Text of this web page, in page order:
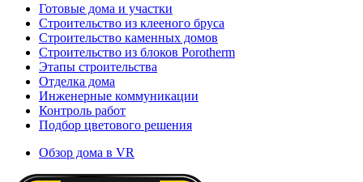
Готовые дома и участки
Строительство из клееного бруса
Строительство каменных домов
Строительство из блоков Porotherm
Этапы строительства
Отделка дома
Инженерные коммуникации
Контроль работ
Подбор цветового решения
Обзор дома в VR